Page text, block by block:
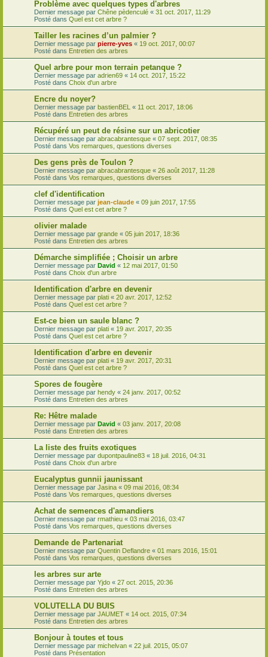
Problème avec quelques types d'arbres
Dernier message par Chêne pèdenculé « 31 oct. 2017, 11:29
Posté dans Quel est cet arbre ?
Tailler les racines d’un palmier ?
Dernier message par pierre-yves « 19 oct. 2017, 00:07
Posté dans Entretien des arbres
Quel arbre pour mon terrain petanque ?
Dernier message par adrien69 « 14 oct. 2017, 15:22
Posté dans Choix d'un arbre
Encre du noyer?
Dernier message par bastienBEL « 11 oct. 2017, 18:06
Posté dans Entretien des arbres
Récupéré un peut de résine sur un abricotier
Dernier message par abracabrantesque « 07 sept. 2017, 08:35
Posté dans Vos remarques, questions diverses
Des gens près de Toulon ?
Dernier message par abracabrantesque « 26 août 2017, 11:28
Posté dans Vos remarques, questions diverses
clef d'identification
Dernier message par jean-claude « 09 juin 2017, 17:55
Posté dans Quel est cet arbre ?
olivier malade
Dernier message par grande « 05 juin 2017, 18:36
Posté dans Entretien des arbres
Démarche simplifiée ; Choisir un arbre
Dernier message par David « 12 mai 2017, 01:50
Posté dans Choix d'un arbre
Identification d'arbre en devenir
Dernier message par plati « 20 avr. 2017, 12:52
Posté dans Quel est cet arbre ?
Est-ce bien un saule blanc ?
Dernier message par plati « 19 avr. 2017, 20:35
Posté dans Quel est cet arbre ?
Identification d'arbre en devenir
Dernier message par plati « 19 avr. 2017, 20:31
Posté dans Quel est cet arbre ?
Spores de fougère
Dernier message par hendy « 24 janv. 2017, 00:52
Posté dans Entretien des arbres
Re: Hêtre malade
Dernier message par David « 03 janv. 2017, 20:08
Posté dans Entretien des arbres
La liste des fruits exotiques
Dernier message par dupontpauline83 « 18 juil. 2016, 04:31
Posté dans Choix d'un arbre
Eucalyptus gunnii jaunissant
Dernier message par Jasina « 09 mai 2016, 08:34
Posté dans Vos remarques, questions diverses
Achat de semences d'amandiers
Dernier message par rmathieu « 03 mai 2016, 03:47
Posté dans Vos remarques, questions diverses
Demande de Partenariat
Dernier message par Quentin Deflandre « 01 mars 2016, 15:01
Posté dans Vos remarques, questions diverses
les arbres sur arte
Dernier message par Yjdo « 27 oct. 2015, 20:36
Posté dans Entretien des arbres
VOLUTELLA DU BUIS
Dernier message par JAUMET « 14 oct. 2015, 07:34
Posté dans Entretien des arbres
Bonjour à toutes et tous
Dernier message par michelvan « 22 juil. 2015, 05:07
Posté dans Présentation